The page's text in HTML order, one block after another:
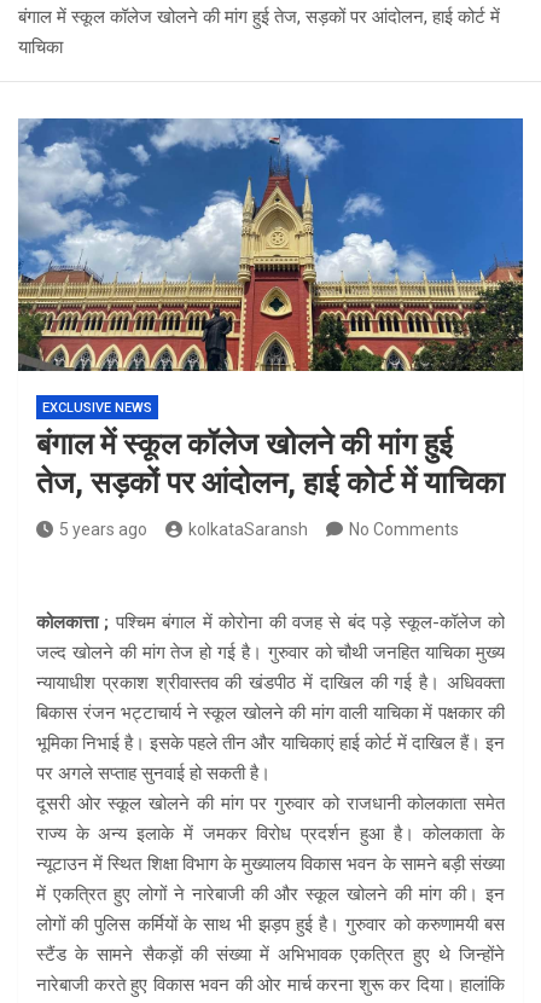
बंगाल में स्कूल कॉलेज खोलने की मांग हुई तेज, सड़कों पर आंदोलन, हाई कोर्ट में
याचिका
EXCLUSIVE NEWS
बंगाल में स्कूल कॉलेज खोलने की मांग हुई
तेज, सड़कों पर आंदोलन, हाई कोर्ट में याचिका
5 years ago kolkataSaransh No Comments
कोलकात्ता ; पश्चिम बंगाल में कोरोना की वजह से बंद पड़े स्कूल-कॉलेज को
जल्द खोलने की मांग तेज हो गई है। गुरुवार को चौथी जनहित याचिका मुख्य
न्यायाधीश प्रकाश श्रीवास्तव की खंडपीठ में दाखिल की गई है। अधिवक्ता
बिकास रंजन भट्टाचार्य ने स्कूल खोलने की मांग वाली याचिका में पक्षकार की
भूमिका निभाई है। इसके पहले तीन और याचिकाएं हाई कोर्ट में दाखिल हैं। इन
पर अगले सप्ताह सुनवाई हो सकती है।
दूसरी ओर स्कूल खोलने की मांग पर गुरुवार को राजधानी कोलकाता समेत
राज्य के अन्य इलाके में जमकर विरोध प्रदर्शन हुआ है। कोलकाता के
न्यूटाउन में स्थित शिक्षा विभाग के मुख्यालय विकास भवन के सामने बड़ी संख्या
में एकत्रित हुए लोगों ने नारेबाजी की और स्कूल खोलने की मांग की। इन
लोगों की पुलिस कर्मियों के साथ भी झड़प हुई है। गुरुवार को करुणामयी बस
स्टैंड के सामने सैकड़ों की संख्या में अभिभावक एकत्रित हुए थे जिन्होंने
नारेबाजी करते हुए विकास भवन की ओर मार्च करना शुरू कर दिया। हालांकि